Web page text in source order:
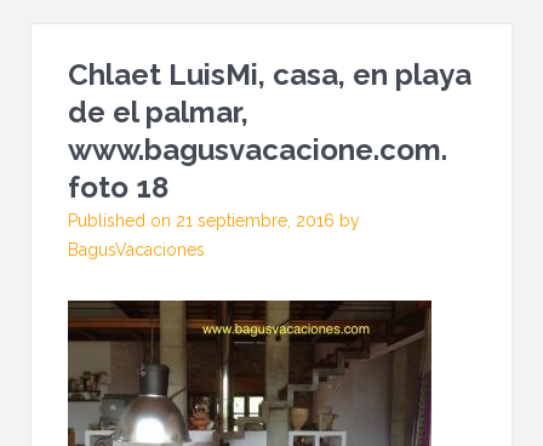
Chlaet LuisMi, casa, en playa
de el palmar,
www.bagusvacacione.com.
foto 18
Published on 21 septiembre, 2016 by
BagusVacaciones